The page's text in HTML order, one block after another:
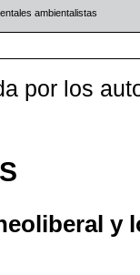
ambientalistas
por los
y